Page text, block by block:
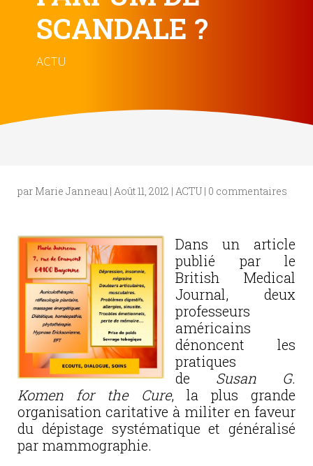
SCANDALE ?
ACTU
par Marie Janneau | Août 11, 2012 | ACTU | 0 commentaires
Dans un article
publié par le
British Medical
Journal, deux
professeurs
américains
dénoncent les
pratiques
de Susan G.
Komen for the Cure, la plus grande
organisation caritative à militer en faveur
du dépistage systématique et généralisé
par mammographie.